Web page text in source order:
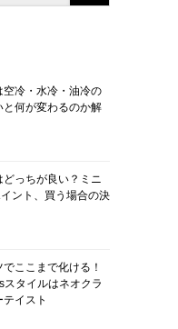
冷・水冷・油冷の
何が変わるのか解
っちが良い？ミニ
ント、買う場合の決
ここまで化ける！
タイルはネオクラ
イスト